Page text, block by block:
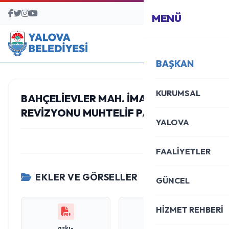
BAŞVURU MERKEZİ
MENÜ
BAŞKAN
KURUMSAL
YALOVA
FAALİYETLER
GÜNCEL
HİZMET REHBERİ
BAHÇELİEVLER MAH. İMAR PLANI
REVİZYONU MUHTELİF PARSELLER
EKLER VE GÖRSELLER